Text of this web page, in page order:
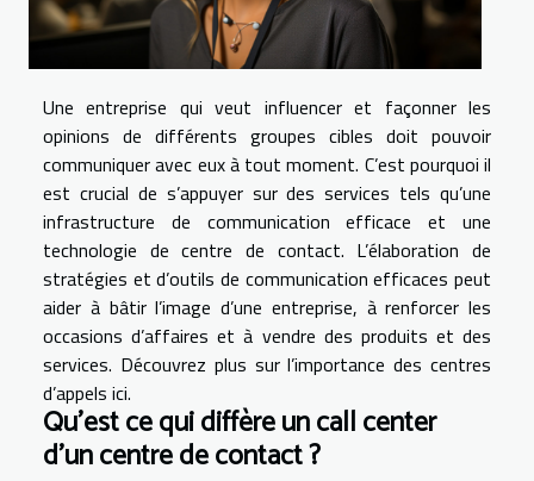
Une entreprise qui veut influencer et façonner les
opinions de différents groupes cibles doit pouvoir
communiquer avec eux à tout moment. C’est pourquoi il
est crucial de s’appuyer sur des services tels qu’une
infrastructure de communication efficace et une
technologie de centre de contact. L’élaboration de
stratégies et d’outils de communication efficaces peut
aider à bâtir l’image d’une entreprise, à renforcer les
occasions d’affaires et à vendre des produits et des
services. Découvrez plus sur l’importance des centres
d’appels ici.
Qu’est ce qui diffère un call center
d’un centre de contact ?